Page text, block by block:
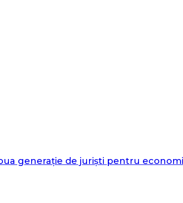
generație de juriști pentru